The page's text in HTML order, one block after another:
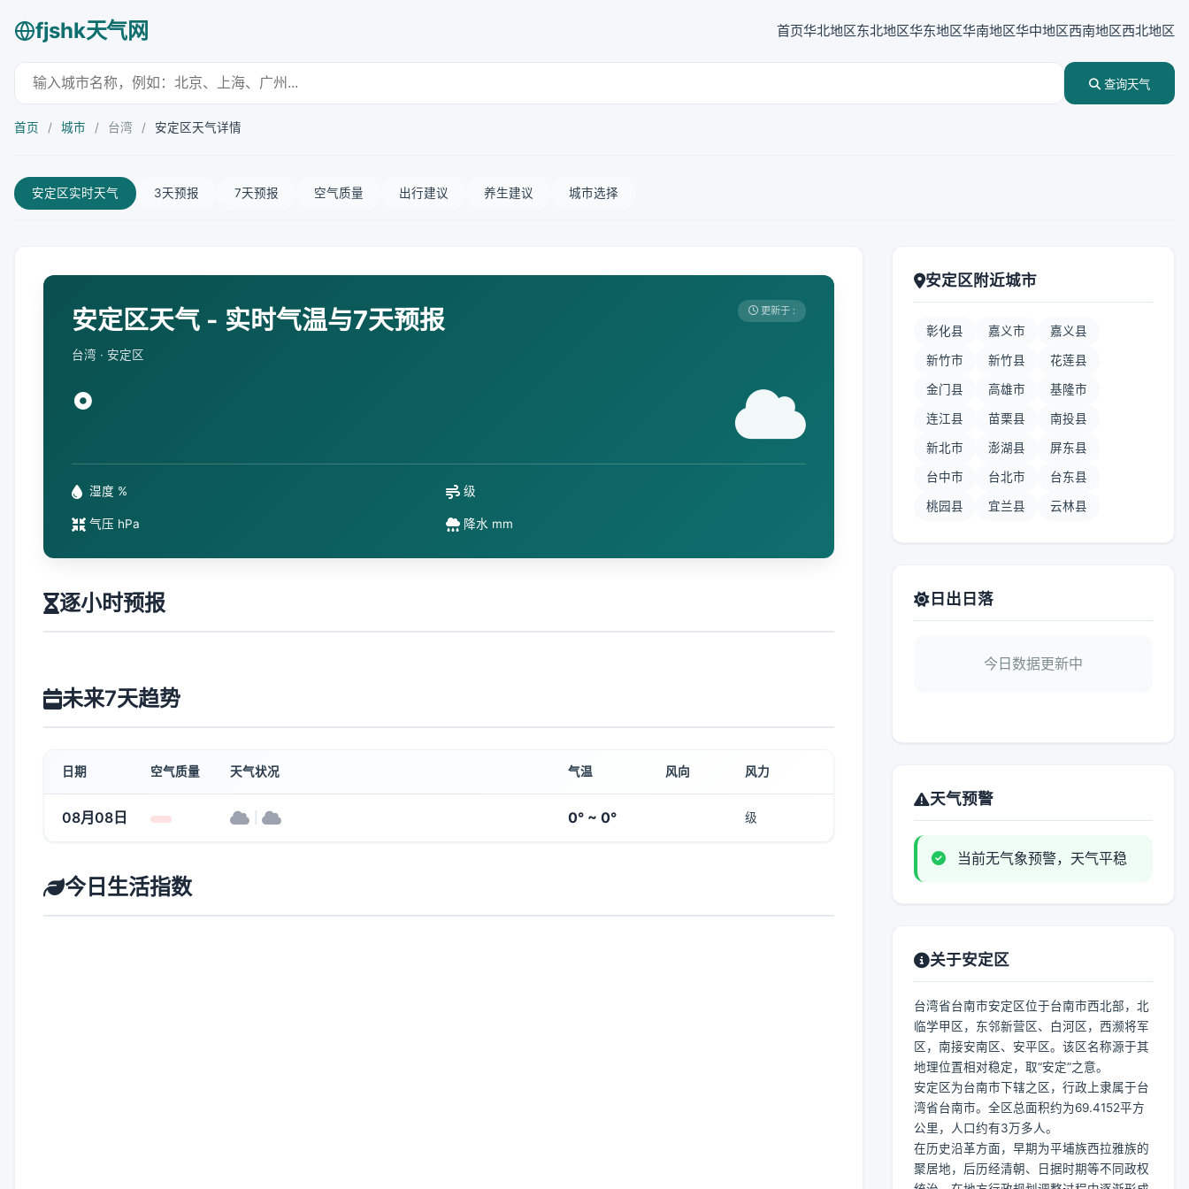
fjshk天气网 首页华北地区东北地区华东地区华南地区华中地区西南地区西北地区
查询天气
首页 / 城市 / 台湾 / 安定区天气详情
安定区实时天气 3天预报 7天预报 空气质量 出行建议 养生建议 城市选择
安定区天气 - 实时气温与7天预报
台湾 · 安定区
更新于 :
°
湿度 % 级
气压 hPa 降水 mm
逐小时预报
未来7天趋势
日期 空气质量 天气状况 气温 风向 风力
08月08日 0° ~ 0° 级
今日生活指数
安定区附近城市
彰化县 嘉义市 嘉义县
新竹市 新竹县 花莲县
金门县 高雄市 基隆市
连江县 苗栗县 南投县
新北市 澎湖县 屏东县
台中市 台北市 台东县
桃园县 宜兰县 云林县
日出日落
今日数据更新中
天气预警
当前无气象预警，天气平稳
关于安定区
台湾省台南市安定区位于台南市西北部，北
临学甲区，东邻新营区、白河区，西濒将军
区，南接安南区、安平区。该区名称源于其
地理位置相对稳定，取“安定”之意。
安定区为台南市下辖之区，行政上隶属于台
湾省台南市。全区总面积约为69.4152平方
公里，人口约有3万多人。
在历史沿革方面，早期为平埔族西拉雅族的
聚居地，后历经清朝、日据时期等不同政权